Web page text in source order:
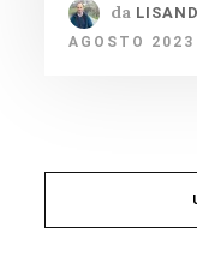
da
AGOSTO 2023